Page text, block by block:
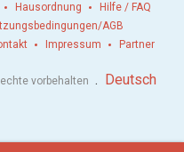
Hausordnung
Hilfe / FAQ
AGB
Impressum Partner
vorbehalten . Deutsch